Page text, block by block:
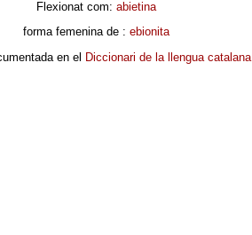
Flexionat com: abietina
forma femenina de : ebionita
en el Diccionari de la llengua catalana